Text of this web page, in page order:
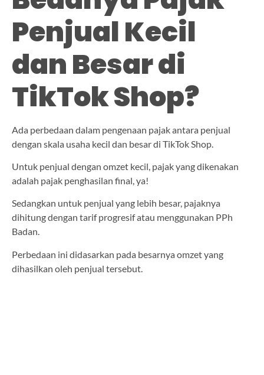
Penjual Kecil
dan Besar di
TikTok Shop?
Ada perbedaan dalam pengenaan pajak antara penjual
dengan skala usaha kecil dan besar di TikTok Shop.
Untuk penjual dengan omzet kecil, pajak yang dikenakan
adalah pajak penghasilan final, ya!
Sedangkan untuk penjual yang lebih besar, pajaknya
dihitung dengan tarif progresif atau menggunakan PPh
Badan.
Perbedaan ini didasarkan pada besarnya omzet yang
dihasilkan oleh penjual tersebut.